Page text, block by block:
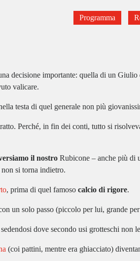
Programma
decisione importante: quella di un Giulio
valicare.
testa di quel generale non più
Perché, in fin dei conti, tutto si
il nostro Rubicone – anche più di
si torna indietro.
, prima di quel famoso calcio di rigore.
un solo passo (piccolo per lui, grande
dove secondo usi grotteschi non
(coi pattini, mentre era ghiacciato)